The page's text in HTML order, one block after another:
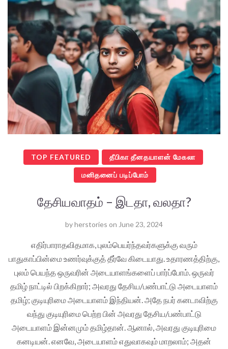
TOP FEATURED தீபிகா தீனதயாளன் மேகலா
மனிதனைப் படிப்போம்
தேசியவாதம் – இடதா, வலதா?
byherstories on June 23, 2024
எதிர்பாராதவிதமாக, புலம்பெயர்ந்தவர்களுக்கு வரும்
பாதுகாப்பின்மை உணர்வுக்குத் தீர்வே கிடையாது. உதாரணத்திற்கு,
புலம் பெயந்த ஒருவரின் அடையாளங்களைப் பார்ப்போம். ஒருவர்
தமிழ் நாட்டில் பிறக்கிறார்; அவரது தேசிய/பண்பாட்டு அடையாளம்
தமிழ்; குடியுரிமை அடையாளம் இந்தியன். அதே நபர் கனடாவிற்கு
வந்து குடியுரிமை பெற்ற பின் அவரது தேசிய/பண்பாட்டு
அடையாளம் இன்னமும் தமிழ்தான். ஆனால், அவரது குடியுரிமை
கனடியன். எனவே, அடையாளம் எதுவாகவும் மாறலாம்; அதன்